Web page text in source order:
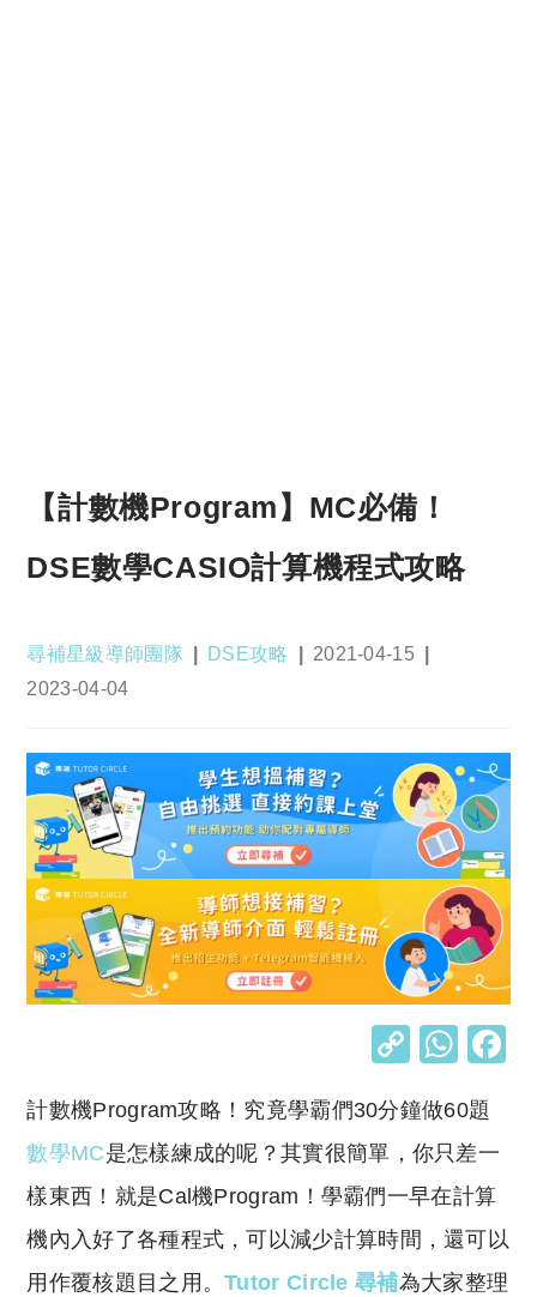
【計數機Program】MC必備！
DSE數學CASIO計算機程式攻略
Post
author:
尋補星級導師團隊
Post
DSE攻略
Post
2021-04-15
Post
2023-04-04
C
p
y
Li
n
k
W
at
s
A
p
p
計數機Program攻略！究竟學霸們30分鐘做60題
數學MC是怎樣練成的呢？其實很簡單，你只差一
樣東西！就是Cal機Program！學霸們一早在計算
機內入好了各種程式，可以減少計算時間，還可以
用作覆核題目之用。Tutor Circle 尋補為大家整理